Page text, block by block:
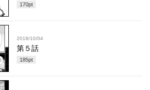
170pt
2018/10/04
第５話
185pt